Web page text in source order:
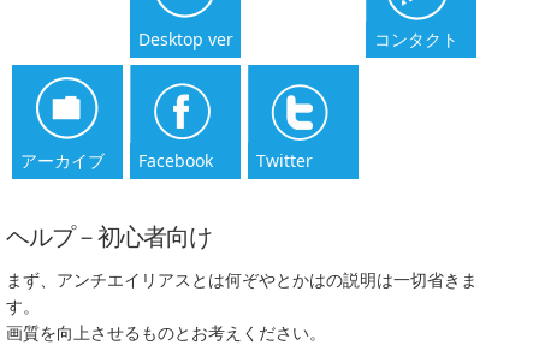
Desktop ver コンタクト
アーカイブ Facebook Twitter
ヘルプ－初心者向け
まず、アンチエイリアスとは何ぞやとかはの説明は一切省きま
す。
画質を向上させるものとお考えください。